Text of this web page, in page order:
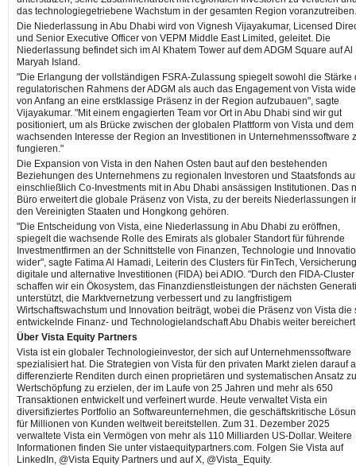
das technologiegetriebene Wachstum in der gesamten Region
Die Niederlassung in Abu Dhabi wird von Vignesh Vijayakumar, Licensed
und Senior Executive Officer von VEPM Middle East Limited, geleitet. Die
Niederlassung befindet sich im Al Khatem Tower auf dem ADGM Square auf Al
Maryah Island.
"Die Erlangung der vollständigen FSRA-Zulassung spiegelt sowohl die Stärke
regulatorischen Rahmens der ADGM als auch das Engagement von Vista
von Anfang an eine erstklassige Präsenz in der Region aufzubauen", sagte
Vijayakumar. "Mit einem engagierten Team vor Ort in Abu Dhabi sind wir gut
positioniert, um als Brücke zwischen der globalen Plattform von Vista und dem
wachsenden Interesse der Region an Investitionen in Unternehmenssoftware
fungieren."
Die Expansion von Vista in den Nahen Osten baut auf den bestehenden
Beziehungen des Unternehmens zu regionalen Investoren und Staatsfonds
einschließlich Co-Investments mit in Abu Dhabi ansässigen Institutionen. Das
Büro erweitert die globale Präsenz von Vista, zu der bereits Niederlassungen
den Vereinigten Staaten und Hongkong gehören.
"Die Entscheidung von Vista, eine Niederlassung in Abu Dhabi zu eröffnen,
spiegelt die wachsende Rolle des Emirats als globaler Standort für führende
Investmentfirmen an der Schnittstelle von Finanzen, Technologie und
wider", sagte Fatima Al Hamadi, Leiterin des Clusters für FinTech,
digitale und alternative Investitionen (FIDA) bei ADIO. "Durch den FIDA-Cluster
schaffen wir ein Ökosystem, das Finanzdienstleistungen der nächsten
unterstützt, die Marktvernetzung verbessert und zu langfristigem
Wirtschaftswachstum und Innovation beiträgt, wobei die Präsenz von Vista die
entwickelnde Finanz- und Technologielandschaft Abu Dhabis weiter
Über Vista Equity Partners
Vista ist ein globaler Technologieinvestor, der sich auf Unternehmenssoftware
spezialisiert hat. Die Strategien von Vista für den privaten Markt zielen darauf
differenzierte Renditen durch einen proprietären und systematischen Ansatz
Wertschöpfung zu erzielen, der im Laufe von 25 Jahren und mehr als 650
Transaktionen entwickelt und verfeinert wurde. Heute verwaltet Vista ein
diversifiziertes Portfolio an Softwareunternehmen, die geschäftskritische
für Millionen von Kunden weltweit bereitstellen. Zum 31. Dezember 2025
verwaltete Vista ein Vermögen von mehr als 110 Milliarden US-Dollar. Weitere
Informationen finden Sie unter vistaequitypartners.com. Folgen Sie Vista auf
LinkedIn, @Vista Equity Partners und auf X, @Vista_Equity.